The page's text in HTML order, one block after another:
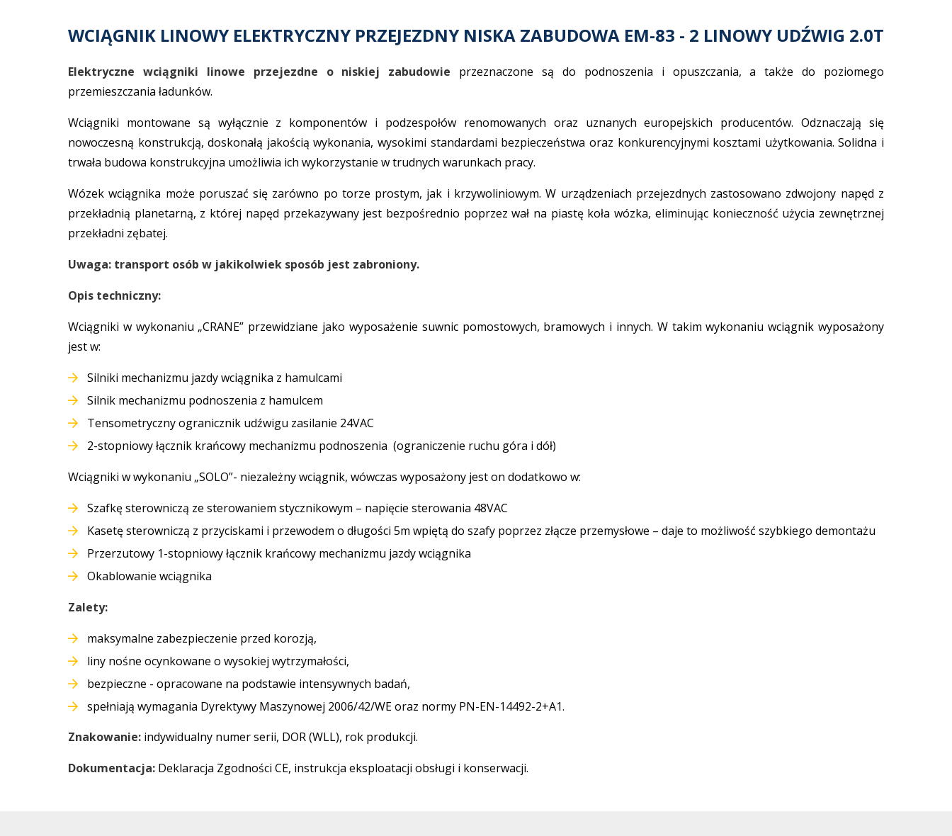
WCIĄGNIK LINOWY ELEKTRYCZNY PRZEJEZDNY NISKA ZABUDOWA EM-83 - 2 LINOWY UDŹWIG 2.0T
Elektryczne wciągniki linowe przejezdne o niskiej zabudowie przeznaczone są do podnoszenia i opuszczania, a także do poziomego
przemieszczania ładunków.
Wciągniki montowane są wyłącznie z komponentów i podzespołów renomowanych oraz uznanych europejskich producentów. Odznaczają się
nowoczesną konstrukcją, doskonałą jakością wykonania, wysokimi standardami bezpieczeństwa oraz konkurencyjnymi kosztami użytkowania. Solidna i
trwała budowa konstrukcyjna umożliwia ich wykorzystanie w trudnych warunkach pracy.
Wózek wciągnika może poruszać się zarówno po torze prostym, jak i krzywoliniowym. W urządzeniach przejezdnych zastosowano zdwojony napęd z
przekładnią planetarną, z której napęd przekazywany jest bezpośrednio poprzez wał na piastę koła wózka, eliminując konieczność użycia zewnętrznej
przekładni zębatej.
Uwaga: transport osób w jakikolwiek sposób jest zabroniony.
Opis techniczny:
Wciągniki w wykonaniu „CRANE” przewidziane jako wyposażenie suwnic pomostowych, bramowych i innych. W takim wykonaniu wciągnik wyposażony
jest w:
Silniki mechanizmu jazdy wciągnika z hamulcami
Silnik mechanizmu podnoszenia z hamulcem
Tensometryczny ogranicznik udźwigu zasilanie 24VAC
2-stopniowy łącznik krańcowy mechanizmu podnoszenia (ograniczenie ruchu góra i dół)
Wciągniki w wykonaniu „SOLO”- niezależny wciągnik, wówczas wyposażony jest on dodatkowo w:
Szafkę sterowniczą ze sterowaniem stycznikowym – napięcie sterowania 48VAC
Kasetę sterowniczą z przyciskami i przewodem o długości 5m wpiętą do szafy poprzez złącze przemysłowe – daje to możliwość szybkiego demontażu
Przerzutowy 1-stopniowy łącznik krańcowy mechanizmu jazdy wciągnika
Okablowanie wciągnika
Zalety:
maksymalne zabezpieczenie przed korozją,
liny nośne ocynkowane o wysokiej wytrzymałości,
bezpieczne - opracowane na podstawie intensywnych badań,
spełniają wymagania Dyrektywy Maszynowej 2006/42/WE oraz normy PN-EN-14492-2+A1.
Znakowanie: indywidualny numer serii, DOR (WLL), rok produkcji.
Dokumentacja: Deklaracja Zgodności CE, instrukcja eksploatacji obsługi i konserwacji.